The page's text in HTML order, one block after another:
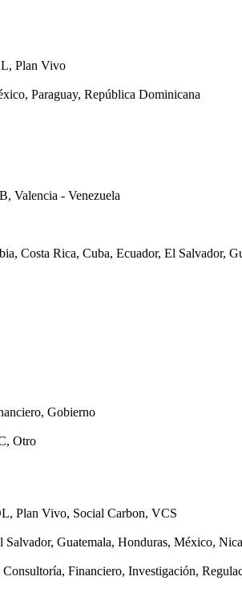
Plan Vivo
Paraguay, República Dominicana
Valencia - Venezuela
Costa Rica, Cuba, Ecuador, El Salvador,
Gobierno
Otro
Plan Vivo, Social Carbon, VCS
Guatemala, Honduras, México,
Financiero, Investigación,